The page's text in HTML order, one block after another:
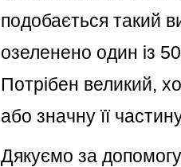
подобається такий
озеленено один із
Потрібен великий,
або значну її
Дякуємо за